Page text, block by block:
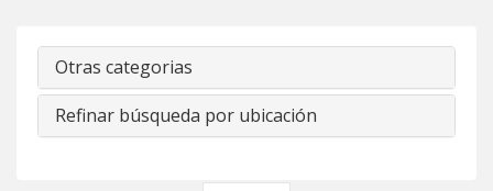
Otras categorias
Refinar búsqueda por ubicación